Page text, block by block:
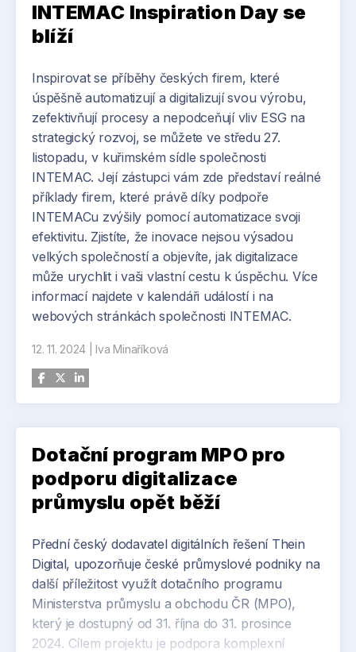
obloukové navařování drátu k postupnému
vytváření složitých tvarů vrstvu po vrstvě.
modelu ve vlastním konstrukčním oddělení
Huisman Czech Republic, samotného tisku háku,
dokončovacích operací, nedestruktivních
kontrol, opracování, zátěžového testování a
nátěru trvá asi jeden měsíc. Společnost Huisman
Czech Republic vyrobila ve Sviadnově zatím
dvanáct 3D háků, které se uplatňují především v
námořním průmyslu. Mezi největší patří čtyři
dvojité háky, každý s nosností 250 tun.
INTEMAC Inspiration Day se
blíží
Inspirovat se příběhy českých firem, které
úspěšně automatizují a digitalizují svou výrobu,
zefektivňují procesy a nepodceňují vliv ESG na
strategický rozvoj, se můžete ve středu 27.
listopadu, v kuřimském sídle společnosti
INTEMAC. Její zástupci vám zde představí reálné
příklady firem, které právě díky podpoře
INTEMACu zvýšily pomocí automatizace svoji
efektivitu. Zjistíte, že inovace nejsou výsadou
velkých společností a objevíte, jak digitalizace
může urychlit i vaši vlastní cestu k úspěchu. Více
informací najdete v kalendáři událostí i na
webových stránkách společnosti INTEMAC.
12. 11. 2024 Iva Minaříková
Dotační program MPO pro
podporu digitalizace
průmyslu opět běží
Přední český dodavatel digitálních řešení Thein
Digital, upozorňuje české průmyslové podniky na
další příležitost využít dotačního programu
Ministerstva průmyslu a obchodu ČR (MPO),
který je dostupný od 31. října do 31. prosince
2024. Cílem projektu je podpora komplexní